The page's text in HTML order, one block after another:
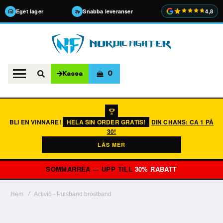
Eget lager Snabba leveranser 4,8
Kassa 0
BLI EN VINNARE! HELA SIN ORDER GRATIS!
DIN CHANS: CA 1 PÅ
30!
LÄS MER
SOMMARREA — UPP TILL 30% RABATT
Hem Activio - Pulsband bröstband